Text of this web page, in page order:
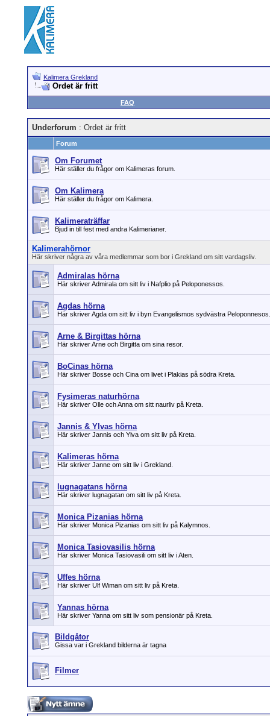
Kalimera Grekland
Ordet är fritt
FAQ
Underforum : Ordet är fritt
Forum
Om Forumet
Här ställer du frågor om Kalimeras forum.
Om Kalimera
Här ställer du frågor om Kalimera.
Kalimeraträffar
Bjud in till fest med andra Kalimerianer.
Kalimerahörnor
Här skriver några av våra medlemmar som bor i Grekland om sitt vardagsliv.
Admiralas hörna
Här skriver Admirala om sitt liv i Nafplio på Peloponessos.
Agdas hörna
Här skriver Agda om sitt liv i byn Evangelismos sydvästra Peloponnesos.
Arne & Birgittas hörna
Här skriver Arne och Birgitta om sina resor.
BoCinas hörna
Här skriver Bosse och Cina om livet i Plakias på södra Kreta.
Fysimeras naturhörna
Här skriver Olle och Anna om sitt naurliv på Kreta.
Jannis & Ylvas hörna
Här skriver Jannis och Ylva om sitt liv på Kreta.
Kalimeras hörna
Här skriver Janne om sitt liv i Grekland.
lugnagatans hörna
Här skriver lugnagatan om sitt liv på Kreta.
Monica Pizanias hörna
Här skriver Monica Pizanias om sitt liv på Kalymnos.
Monica Tasiovasilis hörna
Här skriver Monica Tasiovasili om sitt liv i Aten.
Uffes hörna
Här skriver Ulf Wiman om sitt liv på Kreta.
Yannas hörna
Här skriver Yanna om sitt liv som pensionär på Kreta.
Bildgåtor
Gissa var i Grekland bilderna är tagna
Filmer